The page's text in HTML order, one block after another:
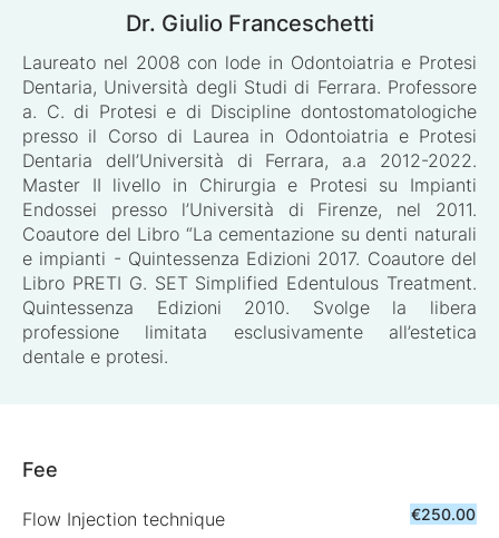
Dr. Giulio Franceschetti
Laureato nel 2008 con lode in Odontoiatria e Protesi
Dentaria, Università degli Studi di Ferrara. Professore
a. C. di Protesi e di Discipline dontostomatologiche
presso il Corso di Laurea in Odontoiatria e Protesi
Dentaria dell’Università di Ferrara, a.a 2012-2022.
Master II livello in Chirurgia e Protesi su Impianti
Endossei presso l’Università di Firenze, nel 2011.
Coautore del Libro “La cementazione su denti naturali
e impianti - Quintessenza Edizioni 2017. Coautore del
Libro PRETI G. SET Simplified Edentulous Treatment.
Quintessenza Edizioni 2010. Svolge la libera
professione limitata esclusivamente all’estetica
dentale e protesi.
Fee
Flow Injection technique €250.00